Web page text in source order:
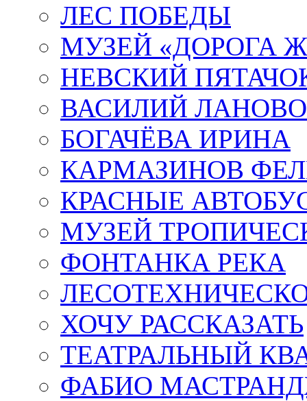
ЛЕС ПОБЕДЫ
МУЗЕЙ «ДОРОГА
НЕВСКИЙ
ВАСИЛИЙ
БОГАЧЁВА ИРИНА
КАРМАЗИНОВ
КРАСНЫЕ
МУЗЕЙ
ФОНТАНКА РЕКА
ХОЧУ РАССКАЗАТЬ
ТЕАТРАЛЬНЫЙ
ФАБИО